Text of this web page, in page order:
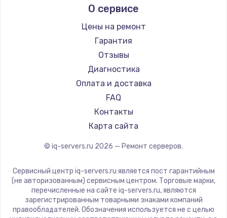
О сервисе
Цены на ремонт
Гарантия
Отзывы
Диагностика
Оплата и доставка
FAQ
Контакты
Карта сайта
© iq-servers.ru 2026 — Ремонт серверов.
Сервисный центр iq-servers.ru является пост гарантийным
(не авторизованным) сервисным центром. Торговые марки,
перечисленные на сайте iq-servers.ru, являются
зарегистрированным товарными знаками компаний
правообладателей. Обозначения используется не с целью